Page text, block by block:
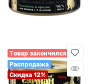
Товар закончился
Распродажа
Скидка 12%